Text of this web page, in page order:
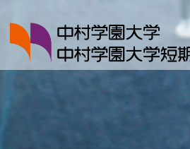
中村学園大学・中村学園大学短期大学部